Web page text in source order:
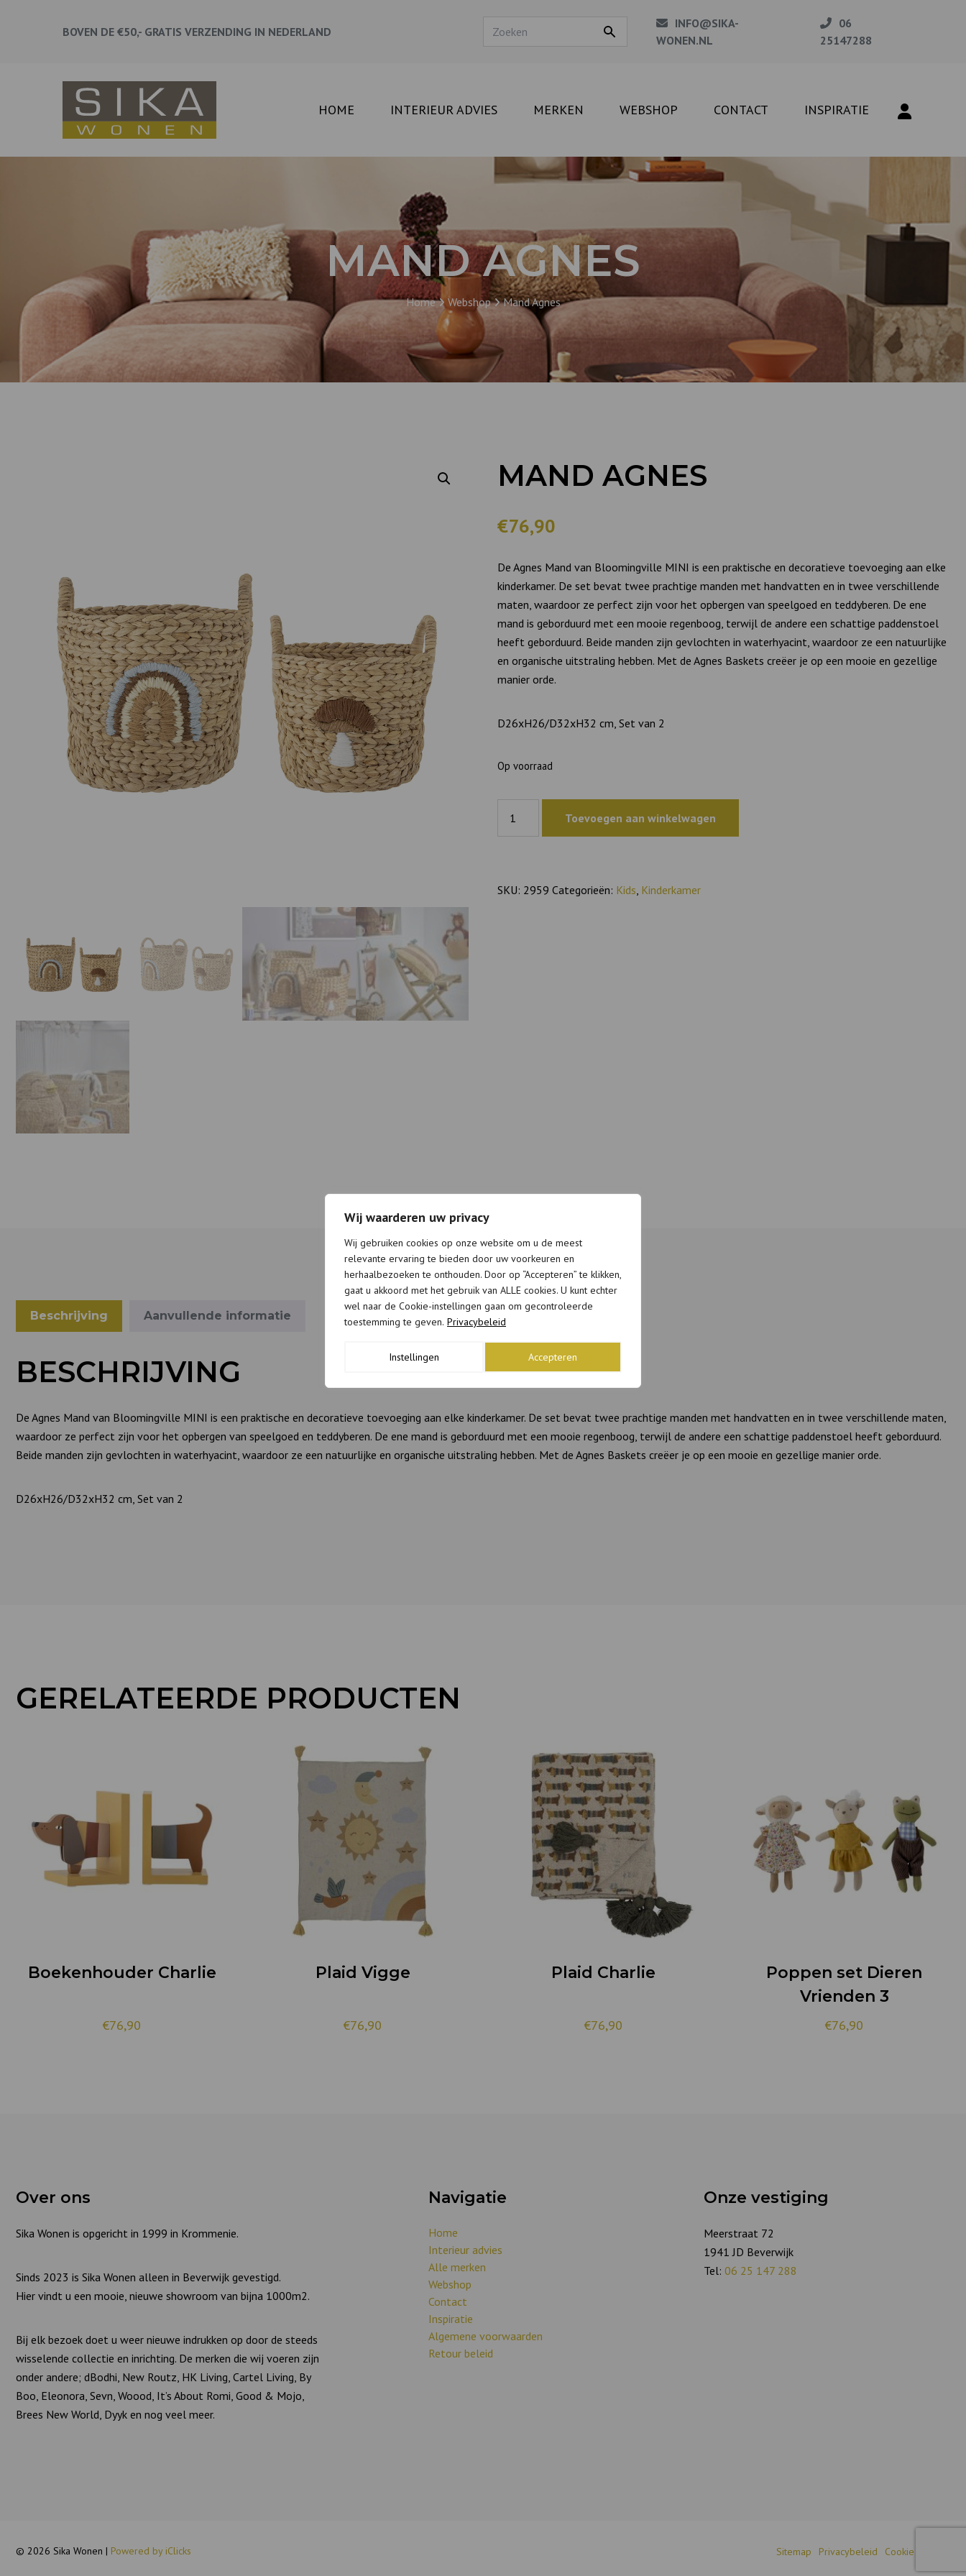
Wij waarderen uw privacy
Wij gebruiken cookies op onze website om u de meest
relevante ervaring te bieden door uw voorkeuren en
herhaalbezoeken te onthouden. Door op “Accepteren” te klikken,
gaat u akkoord met het gebruik van ALLE cookies. U kunt echter
wel naar de Cookie-instellingen gaan om gecontroleerde
toestemming te geven. Privacybeleid
Instellingen Accepteren
BOVEN DE €50,- GRATIS VERZENDING IN NEDERLAND
INFO@SIKA-
WONEN.NL
06
25147288
HOME INTERIEUR ADVIES MERKEN WEBSHOP CONTACT INSPIRATIE
MAND AGNES
Home Webshop Mand Agnes
MAND AGNES
€76,90
De Agnes Mand van Bloomingville MINI is een praktische en decoratieve toevoeging aan elke
kinderkamer. De set bevat twee prachtige manden met handvatten en in twee verschillende
maten, waardoor ze perfect zijn voor het opbergen van speelgoed en teddyberen. De ene
mand is geborduurd met een mooie regenboog, terwijl de andere een schattige paddenstoel
heeft geborduurd. Beide manden zijn gevlochten in waterhyacint, waardoor ze een natuurlijke
en organische uitstraling hebben. Met de Agnes Baskets creëer je op een mooie en gezellige
manier orde.
D26xH26/D32xH32 cm, Set van 2
Op voorraad
Agnes
Toevoegen aan winkelwagen
SKU: 2959 Categorieën: Kids, Kinderkamer
Beschrijving Aanvullende informatie
BESCHRIJVING
De Agnes Mand van Bloomingville MINI is een praktische en decoratieve toevoeging aan elke kinderkamer. De set bevat twee prachtige manden met handvatten en in twee verschillende maten,
waardoor ze perfect zijn voor het opbergen van speelgoed en teddyberen. De ene mand is geborduurd met een mooie regenboog, terwijl de andere een schattige paddenstoel heeft geborduurd.
Beide manden zijn gevlochten in waterhyacint, waardoor ze een natuurlijke en organische uitstraling hebben. Met de Agnes Baskets creëer je op een mooie en gezellige manier orde.
D26xH26/D32xH32 cm, Set van 2
GERELATEERDE PRODUCTEN
Boekenhouder Charlie
€76,90
Plaid Vigge
€76,90
Plaid Charlie
€76,90
Poppen set Dieren
Vrienden 3
€76,90
Over ons
Sika Wonen is opgericht in 1999 in Krommenie.
Sinds 2023 is Sika Wonen alleen in Beverwijk gevestigd.
Hier vindt u een mooie, nieuwe showroom van bijna 1000m2.
Bij elk bezoek doet u weer nieuwe indrukken op door de steeds
wisselende collectie en inrichting. De merken die wij voeren zijn
onder andere; dBodhi, New Routz, HK Living, Cartel Living, By
Boo, Eleonora, Sevn, Woood, It’s About Romi, Good & Mojo,
Brees New World, Dyyk en nog veel meer.
Navigatie
Home
Interieur advies
Alle merken
Webshop
Contact
Inspiratie
Algemene voorwaarden
Retour beleid
Onze vestiging
Meerstraat 72
1941 JD Beverwijk
Tel:06 25 147 288
© 2026 Sika Wonen | Powered by iClicks Sitemap Privacybeleid Cookie settings